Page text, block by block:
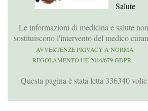
Salute
Le informazioni di medicina e salute non
sostituiscono l'intervento del medico
AVVERTENZE PRIVACY A NORMA
REGOLAMENTO UE 2016/679 GDPR.
Questa pagina è stata letta 336340 volte